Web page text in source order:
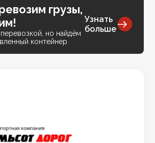
грузы,
но найдём
контейнер
Узнать
больше